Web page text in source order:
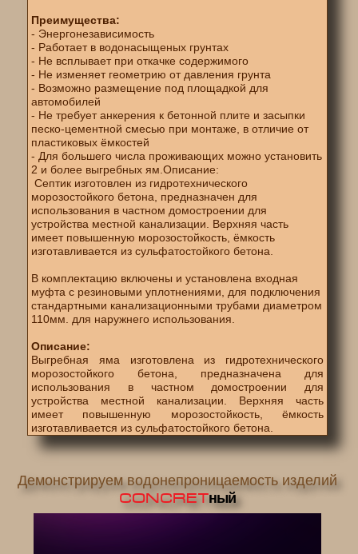
Преимущества:
- Энергонезависимость
- Работает в водонасыщеных грунтах
- Не всплывает при откачке содержимого
- Не изменяет геометрию от давления грунта
- Возможно размещение под площадкой для
автомобилей
- Не требует анкерения к бетонной плите и засыпки
песко-цементной смесью при монтаже, в отличие от
пластиковых ёмкостей
- Для большего числа проживающих можно установить
2 и более выгребных ям.Описание:
Септик изготовлен из гидротехнического
морозостойкого бетона, предназначен для
использования в частном домостроении для
устройства местной канализации. Верхняя часть
имеет повышенную морозостойкость, ёмкость
изготавливается из сульфатостойкого бетона.
В комплектацию включены и установлена входная
муфта с резиновыми уплотнениями, для подключения
стандартными канализационными трубами диаметром
110мм. для наружнего использования.
Описание:
Выгребная яма изготовлена из гидротехнического
морозостойкого бетона, предназначена для
использования в частном домостроении для
устройства местной канализации. Верхняя часть
имеет повышенную морозостойкость, ёмкость
изготавливается из сульфатостойкого бетона.
Демонстрируем водонепроницаемость изделий
CONCRETный